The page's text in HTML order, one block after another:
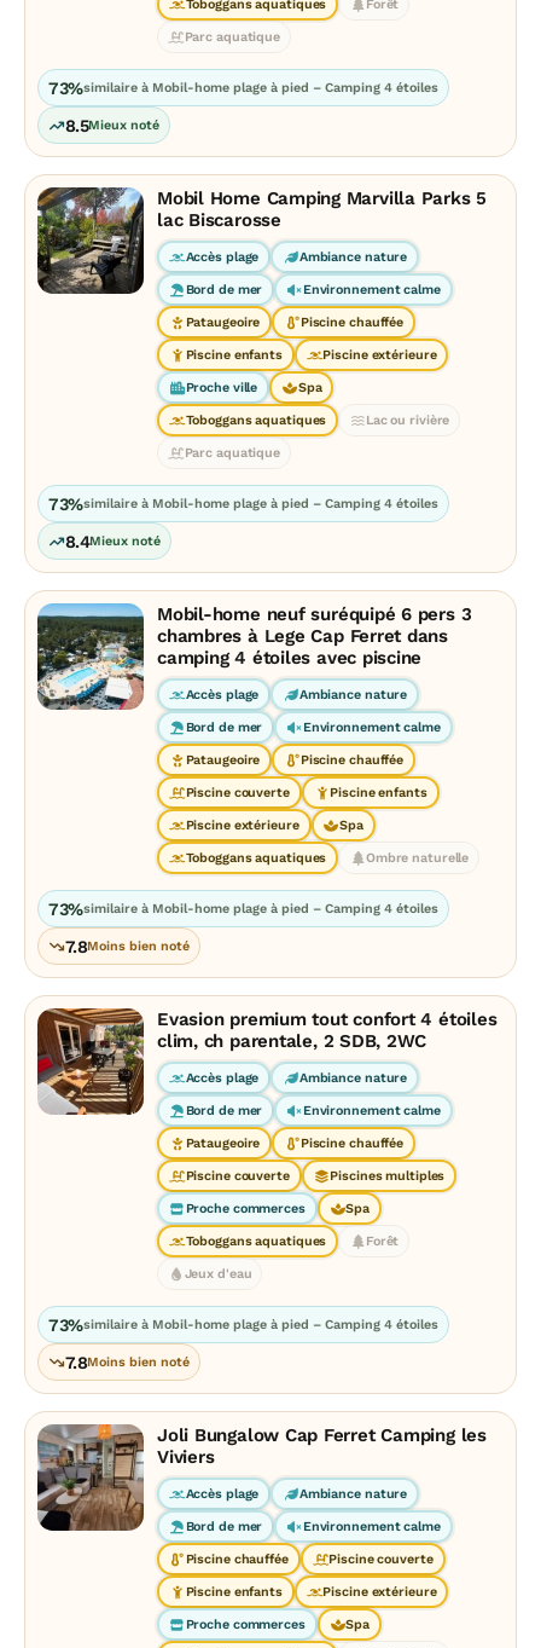
Toboggans aquatiques Forêt
Parc aquatique
73%similaire à Mobil-home plage à pied – Camping 4 étoiles
8.5Mieux noté
Mobil Home Camping Marvilla Parks 5
lac Biscarosse
Accès plage Ambiance nature
Bord de mer Environnement calme
Pataugeoire Piscine chauffée
Piscine enfants Piscine extérieure
Proche ville Spa
Toboggans aquatiques Lac ou rivière
Parc aquatique
73%similaire à Mobil-home plage à pied – Camping 4 étoiles
8.4Mieux noté
Mobil-home neuf suréquipé 6 pers 3
chambres à Lege Cap Ferret dans
camping 4 étoiles avec piscine
Accès plage Ambiance nature
Bord de mer Environnement calme
Pataugeoire Piscine chauffée
Piscine couverte Piscine enfants
Piscine extérieure Spa
Toboggans aquatiques Ombre naturelle
73%similaire à Mobil-home plage à pied – Camping 4 étoiles
7.8Moins bien noté
Evasion premium tout confort 4 étoiles
clim, ch parentale, 2 SDB, 2WC
Accès plage Ambiance nature
Bord de mer Environnement calme
Pataugeoire Piscine chauffée
Piscine couverte Piscines multiples
Proche commerces Spa
Toboggans aquatiques Forêt
Jeux d'eau
73%similaire à Mobil-home plage à pied – Camping 4 étoiles
7.8Moins bien noté
Joli Bungalow Cap Ferret Camping les
Viviers
Accès plage Ambiance nature
Bord de mer Environnement calme
Piscine chauffée Piscine couverte
Piscine enfants Piscine extérieure
Proche commerces Spa